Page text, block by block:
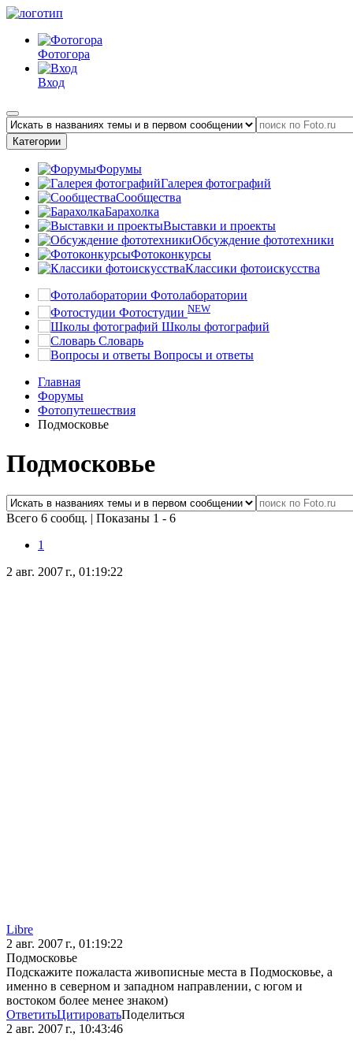
Фотогора
Вход
Категории
Форумы
Галерея фотографий
Сообщества
Барахолка
Выставки и проекты
Обсуждение фототехники
Фотоконкурсы
Классики фотоискусства
Фотолаборатории
Фотостудии NEW
Школы фотографий
Словарь
Вопросы и ответы
Главная
Форумы
Фотопутешествия
Подмосковье
Подмосковье
Всего 6 сообщ. | Показаны 1 - 6
1
2 авг. 2007 г., 01:19:22
Libre
2 авг. 2007 г., 01:19:22
Подмосковье
Подскажите пожаласта живописные места в Подмосковье, а
именно в северном и западном направлении, с югом и
востоком более менее знаком)
ОтветитьЦитироватьПоделиться
2 авг. 2007 г., 10:43:46